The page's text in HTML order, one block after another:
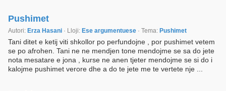
Pushimet
Autori: Erza Hasani · Lloji: Ese argumentuese · Tema: Pushimet
Tani ditet e ketij viti shkollor po perfundojne , por pushimet vetem
se po afrohen. Tani ne ne mendjen tone mendojme se sa do jete
nota mesatare e jona , kurse ne anen tjeter mendojme se si do i
kalojme pushimet verore dhe a do te jete me te vertete nje ...